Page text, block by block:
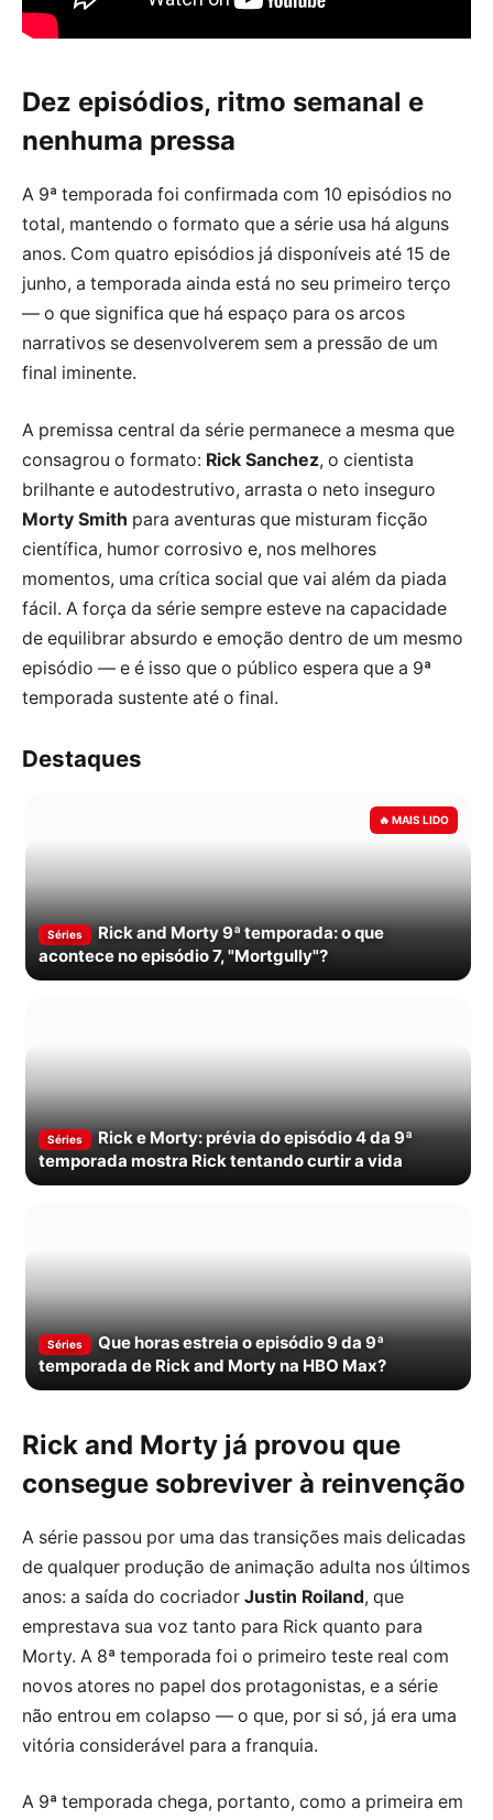
Dez episódios, ritmo semanal e
nenhuma pressa
A 9ª temporada foi confirmada com 10 episódios no
total, mantendo o formato que a série usa há alguns
anos. Com quatro episódios já disponíveis até 15 de
junho, a temporada ainda está no seu primeiro terço
— o que significa que há espaço para os arcos
narrativos se desenvolverem sem a pressão de um
final iminente.
A premissa central da série permanece a mesma que
consagrou o formato: Rick Sanchez, o cientista
brilhante e autodestrutivo, arrasta o neto inseguro
Morty Smith para aventuras que misturam ficção
científica, humor corrosivo e, nos melhores
momentos, uma crítica social que vai além da piada
fácil. A força da série sempre esteve na capacidade
de equilibrar absurdo e emoção dentro de um mesmo
episódio — e é isso que o público espera que a 9ª
temporada sustente até o final.
Destaques
Séries
Rick and Morty 9ª temporada: o que
acontece no episódio 7, "Mortgully"?
Séries
Rick e Morty: prévia do episódio 4 da 9ª
temporada mostra Rick tentando curtir a vida
Séries
Que horas estreia o episódio 9 da 9ª
temporada de Rick and Morty na HBO Max?
Rick and Morty já provou que
consegue sobreviver à reinvenção
A série passou por uma das transições mais delicadas
de qualquer produção de animação adulta nos últimos
anos: a saída do cocriador Justin Roiland, que
emprestava sua voz tanto para Rick quanto para
Morty. A 8ª temporada foi o primeiro teste real com
novos atores no papel dos protagonistas, e a série
não entrou em colapso — o que, por si só, já era uma
vitória considerável para a franquia.
A 9ª temporada chega, portanto, como a primeira em